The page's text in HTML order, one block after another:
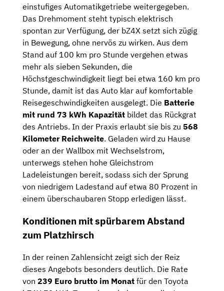
einstufiges Automatikgetriebe weitergegeben.
Das Drehmoment steht typisch elektrisch
spontan zur Verfügung, der bZ4X setzt sich zügig
in Bewegung, ohne nervös zu wirken. Aus dem
Stand auf 100 km pro Stunde vergehen etwas
mehr als sieben Sekunden, die
Höchstgeschwindigkeit liegt bei etwa 160 km pro
Stunde, damit ist das Auto klar auf komfortable
Reisegeschwindigkeiten ausgelegt. Die Batterie
mit rund 73 kWh Kapazität bildet das Rückgrat
des Antriebs. In der Praxis erlaubt sie bis zu 568
Kilometer Reichweite. Geladen wird zu Hause
oder an der Wallbox mit Wechselstrom,
unterwegs stehen hohe Gleichstrom
Ladeleistungen bereit, sodass sich der Sprung
von niedrigem Ladestand auf etwa 80 Prozent in
einem überschaubaren Stopp erledigen lässt.
Konditionen mit spürbarem Abstand
zum Platzhirsch
In der reinen Zahlensicht zeigt sich der Reiz
dieses Angebots besonders deutlich. Die Rate
von 239 Euro brutto im Monat für den Toyota